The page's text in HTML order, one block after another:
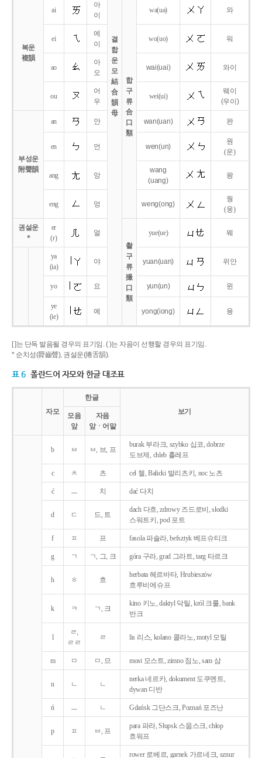
결
합
운
모
結
合
韻
母
복운
複韻
ai
아
이
합
구
류
合
口
類
wa(ua) 와
ei
에
이
wo(uo) 워
ao
아
오
wai(uai) 와이
ou
어
우
wei(ui)
웨이
(우이)
부성운
附聲韻
an 안 wan(uan) 완
en 언 wen(un)
원
(운)
ang 앙
wang
(uang)
왕
eng 엉 weng(ong)
웡
(웅)
권설운
*
er
(r)
얼
촬
구
류
撮
口
類
yue(ue) 웨
ya
(ia)
야 yuan(uan) 위안
yo 요 yun(un) 윈
ye
(ie)
예 yong(iong) 융
[ ]는 단독 발음될 경우의 표기임. ( )는 자음이 선행할 경우의 표기임.
* 순치성(脣齒聲), 권설운(捲舌韻).
표 6 폴란드어 자모와 한글 대조표
자모
한글
보기
모음
앞
자음
앞ㆍ어말
b ㅂ ㅂ, 브, 프
burak 부라크, szybko 십코, dobrze
도브제, chleb 흘레프
c ㅊ 츠 cel 첼, Balicki 발리츠키, noc 노츠
ć ㅡ 치 dać 다치
d ㄷ 드, 트
dach 다흐, zdrowy 즈드로비, słodki
스워트키, pod 포트
f ㅍ 프 fasola 파솔라, befsztyk 베프슈티크
g ㄱ ㄱ, 그, 크 góra 구라, grad 그라트, targ 타르크
h ㅎ 흐
herbata 헤르바타, Hrubieszów
흐루비에슈프
k ㅋ ㄱ, 크
kino 키노, daktyl 닥틸, król 크룰, bank
반크
l
ㄹ,
ㄹㄹ
ㄹ lis 리스, kolano 콜라노, motyl 모틸
m ㅁ ㅁ, 므 most 모스트, zimno 짐노, sam 삼
n ㄴ ㄴ
nerka 네르카, dokument 도쿠멘트,
dywan 디반
ń ㅡ ㄴ Gdańsk 그단스크, Poznań 포즈난
p ㅍ ㅂ, 프
para 파라, Słupsk 스웁스크, chłop
흐워프
rower 로베르, garnek 가르네크, sznur